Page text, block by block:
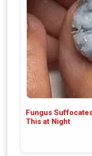
Fungus
This at Night